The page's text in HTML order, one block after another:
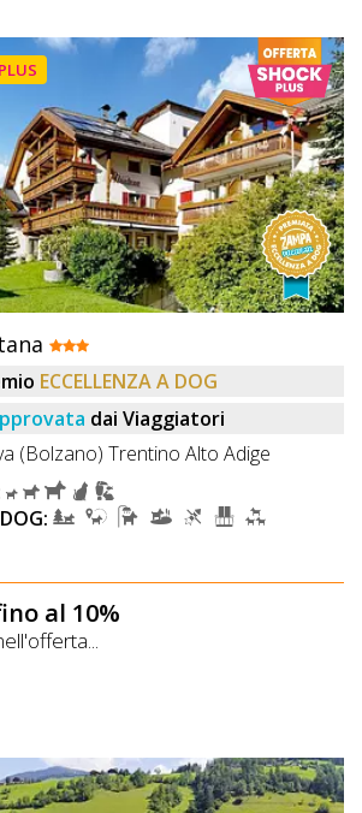
PLUS
ECCELLENZA A DOG
dai Viaggiatori
(Bolzano) Trentino Alto Adige
al 10%